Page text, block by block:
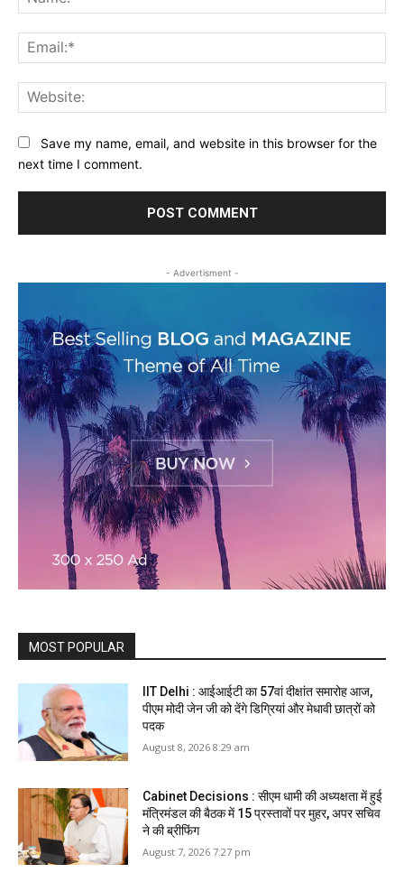
Save my name, email, and website in this browser for the
next time I comment.
- Advertisment -
MOST POPULAR
IIT Delhi : आईआईटी का 57वां दीक्षांत समारोह आज,
पीएम मोदी जेन जी को देंगे डिग्रियां और मेधावी छात्रों को
पदक
August 8, 2026 8:29 am
Cabinet Decisions : सीएम धामी की अध्यक्षता में हुई
मंत्रिमंडल की बैठक में 15 प्रस्तावों पर मुहर, अपर सचिव
ने की ब्रीफिंग
August 7, 2026 7:27 pm